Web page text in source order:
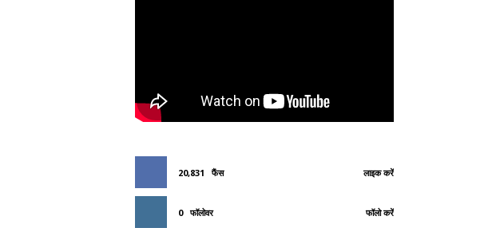
20,831 फैंस लाइक करें
0 फॉलोवर फॉलो करें